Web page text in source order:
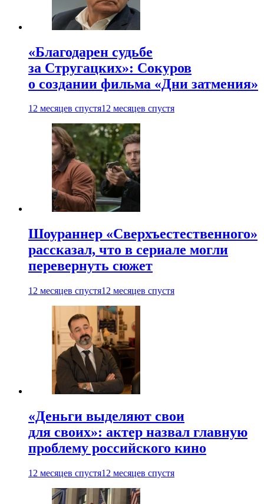
«Благодарен судьбе
за Стругацких»: Сокуров
о создании фильма «Дни затмения»
12 месяцев спустя12 месяцев спустя
Шоураннер «Сверхъестественного»
рассказал, что в сериале могли
перевернуть сюжет
12 месяцев спустя12 месяцев спустя
«Деньги выделяют свои
для своих»: актер назвал главную
проблему российского кино
12 месяцев спустя12 месяцев спустя